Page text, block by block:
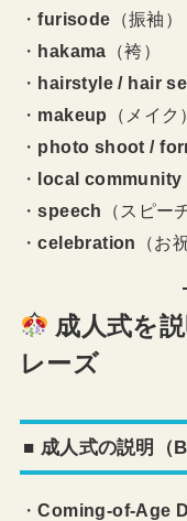
・furisode （振袖）
・ hakama （袴）
・ hairstyle / hair
・ makeup
（メイク）
・ photo shoot /
・ local community
・speech
（スピー
・celebration （お
成人式を
レーズ
■ 成人式の説明（
・Coming-of-Age